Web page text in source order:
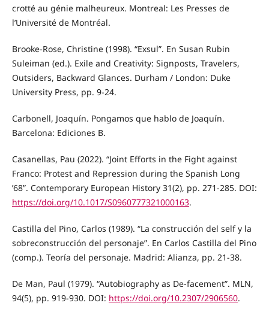
crotté au génie malheureux. Montreal: Les Presses de
l’Université de Montréal.
Brooke-Rose, Christine (1998). “Exsul”. En Susan Rubin
Suleiman (ed.). Exile and Creativity: Signposts, Travelers,
Outsiders, Backward Glances. Durham / London: Duke
University Press, pp. 9-24.
Carbonell, Joaquín. Pongamos que hablo de Joaquín.
Barcelona: Ediciones B.
Casanellas, Pau (2022). “Joint Efforts in the Fight against
Franco: Protest and Repression during the Spanish Long
’68”. Contemporary European History 31(2), pp. 271-285. DOI:
https://doi.org/10.1017/S0960777321000163.
Castilla del Pino, Carlos (1989). “La construcción del self y la
sobreconstrucción del personaje”. En Carlos Castilla del Pino
(comp.). Teoría del personaje. Madrid: Alianza, pp. 21-38.
De Man, Paul (1979). “Autobiography as De-facement”. MLN,
94(5), pp. 919-930. DOI: https://doi.org/10.2307/2906560.